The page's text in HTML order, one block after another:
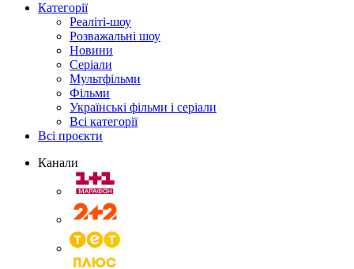
Категорії
Реаліті-шоу
Розважальні шоу
Новини
Серіали
Мультфільми
Фільми
Українські фільми і серіали
Всі категорії
Всі проєкти
Канали